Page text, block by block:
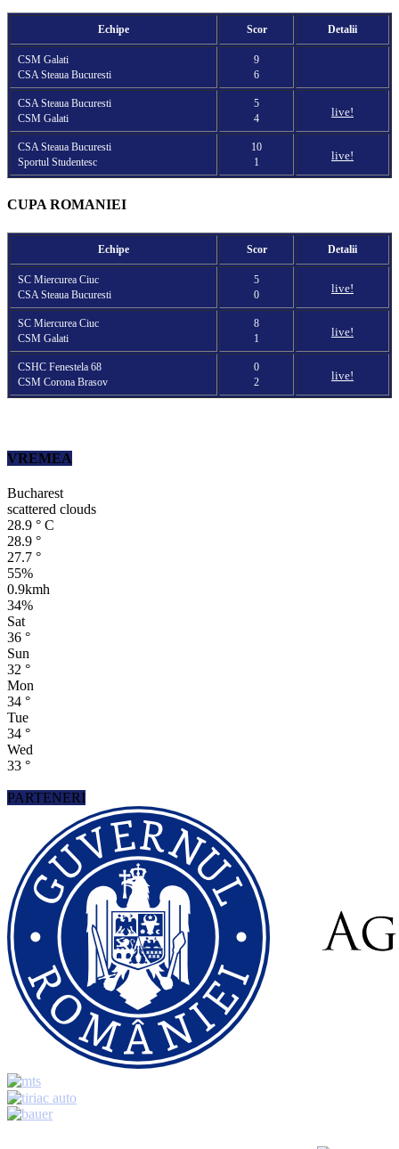
Echipe Scor Detalii
CSM Galati
CSA Steaua Bucuresti
9
6
CSA Steaua Bucuresti
CSM Galati
5
4
live!
CSA Steaua Bucuresti
Sportul Studentesc
10
1
live!
CUPA ROMANIEI
Echipe Scor Detalii
SC Miercurea Ciuc
CSA Steaua Bucuresti
5
0
live!
SC Miercurea Ciuc
CSM Galati
8
1
live!
CSHC Fenestela 68
CSM Corona Brasov
0
2
live!
VREMEA
Bucharest
scattered clouds
28.9 ° C
28.9 °
27.7 °
55%
0.9kmh
34%
Sat
36 °
Sun
32 °
Mon
34 °
Tue
34 °
Wed
33 °
PARTENERI